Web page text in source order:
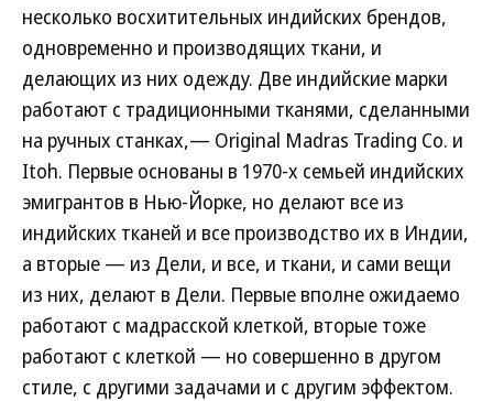
несколько восхитительных индийских брендов,
одновременно и производящих ткани, и
делающих из них одежду. Две индийские марки
работают с традиционными тканями, сделанными
на ручных станках,— Original Madras Trading Co. и
Itoh. Первые основаны в 1970-х семьей индийских
эмигрантов в Нью-Йорке, но делают все из
индийских тканей и все производство их в Индии,
а вторые — из Дели, и все, и ткани, и сами вещи
из них, делают в Дели. Первые вполне ожидаемо
работают с мадрасской клеткой, вторые тоже
работают с клеткой — но совершенно в другом
стиле, с другими задачами и с другим эффектом.